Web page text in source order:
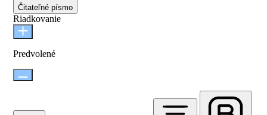
Čitateľné písmo
Riadkovanie
Predvolené